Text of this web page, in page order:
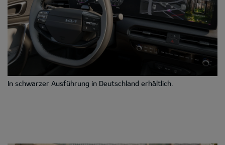
In schwarzer Ausführung in Deutschland erhältlich.